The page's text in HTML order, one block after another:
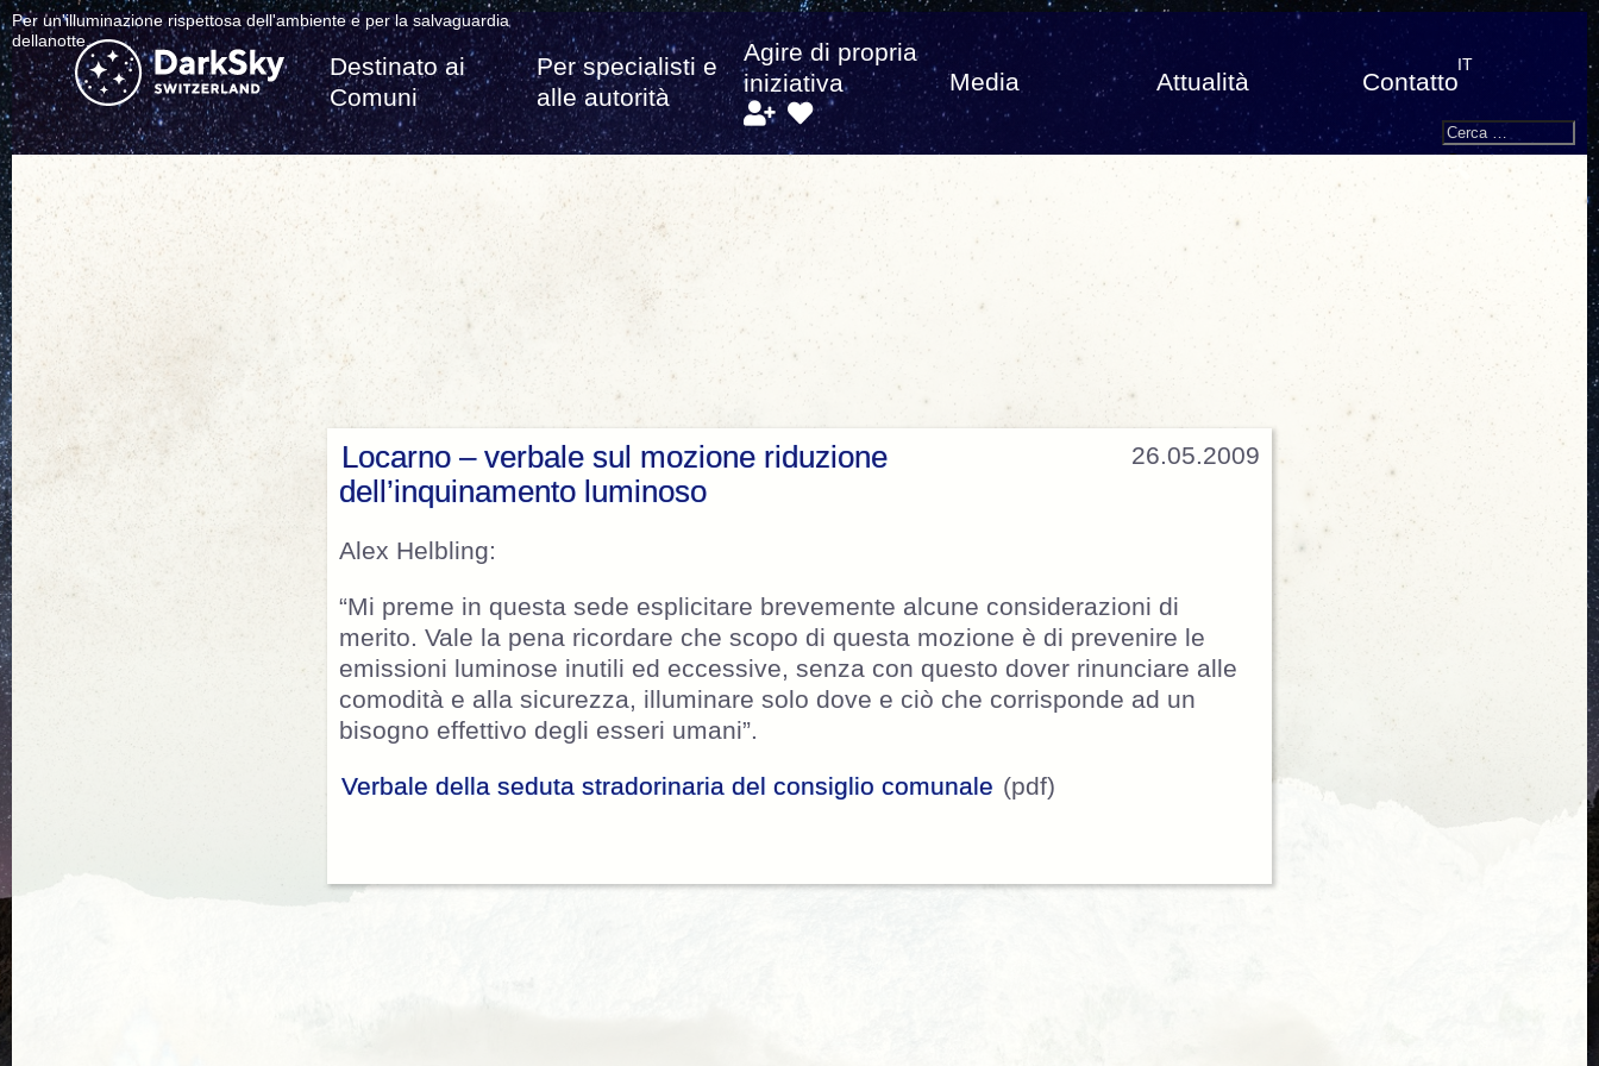
Per un'illuminazione rispettosa dell'ambiente e per la salvaguardia
dellanotte.
Destinato ai
Comuni
Per specialisti e
alle autorità
Agire di propria
iniziativa
Media Attualità Contatto
IT
Search
Cerca:
26.05.2009
Locarno – verbale sul mozione riduzione
dell’inquinamento luminoso
Alex Helbling:
“Mi preme in questa sede esplicitare brevemente alcune considerazioni di
merito. Vale la pena ricordare che scopo di questa mozione è di prevenire le
emissioni luminose inutili ed eccessive, senza con questo dover rinunciare alle
comodità e alla sicurezza, illuminare solo dove e ciò che corrisponde ad un
bisogno effettivo degli esseri umani”.
Verbale della seduta stradorinaria del consiglio comunale (pdf)